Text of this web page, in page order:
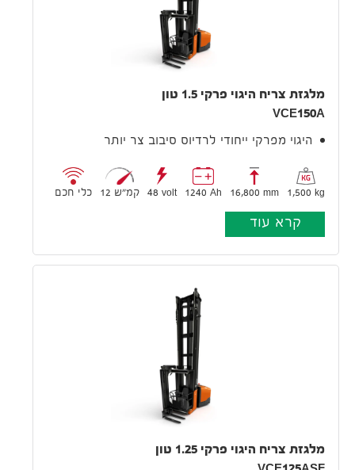
מלגזת צריח היגוי פרקי 1.5 טון
VCE150A
היגוי מפרקי ייחודי לרדיוס סיבוב צר יותר
1,500 kg
16,800 mm
1240 Ah
48 volt 12 קמ״ש כלי חכם
קרא עוד
מלגזת צריח היגוי פרקי 1.25 טון